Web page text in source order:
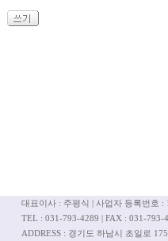
대표이사 : 주평식 | 사업자 등록번호 :
TEL : 031-793-4289 | FAX : 031-793-
ADDRESS : 경기도 하남시 초일로